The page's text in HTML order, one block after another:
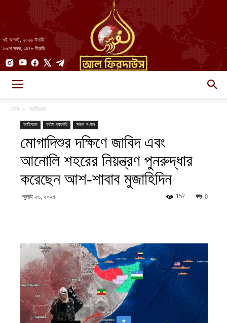
৭ই আগস্ট, ২০২৬ ঈসায়ী
২৩শে সফর, ১৪৪৮ হিজরি
||
আল-
হোম আফ্রিকা
আফ্রিকা ফটো গ্যালারি সকল সংবাদ
মোগাদিশুর দক্ষিণে জাবিদ এবং
আনোলি শহরের নিয়ন্ত্রণ পুনরুদ্ধার
করেছেন আশ-শাবাব মুজাহিদিন
জুলাই ২৬, ২০২৫ 0
157